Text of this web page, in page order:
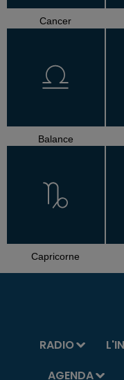
Cancer
Balance
Capricorne
RADIO
AGENDA